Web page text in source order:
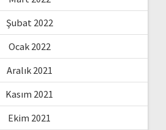
Şubat 2022
Ocak 2022
Aralık 2021
Kasım 2021
Ekim 2021